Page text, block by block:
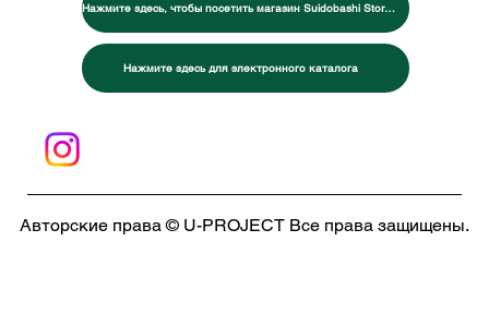
Нажмите здесь, чтобы посетить магазин Suidobashi Store 2F (специализированный магазин товаров для боевых искусств и тренировок)
Нажмите здесь для электронного каталога
Авторские права © U-PROJECT Все права защищены.